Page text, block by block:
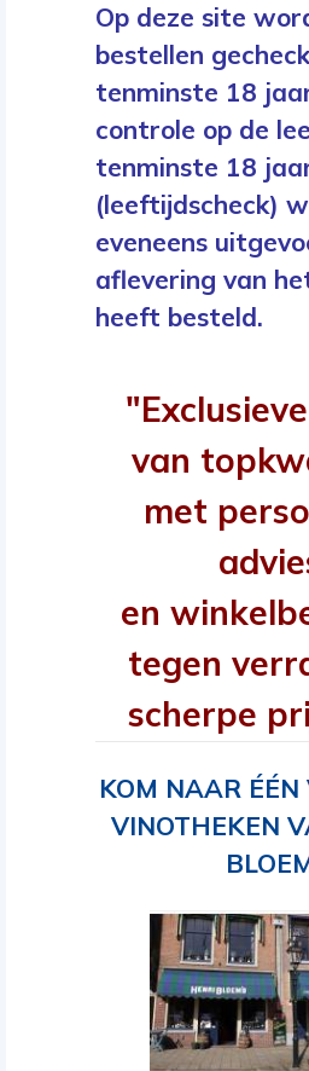
Op deze site
bestellen
tenminste 18
controle op de
tenminste 18
(leeftijdscheck)
eveneens
aflevering van
heeft besteld.
van
met
en
tegen
scherpe
KOM NAAR
VINOTHEKEN